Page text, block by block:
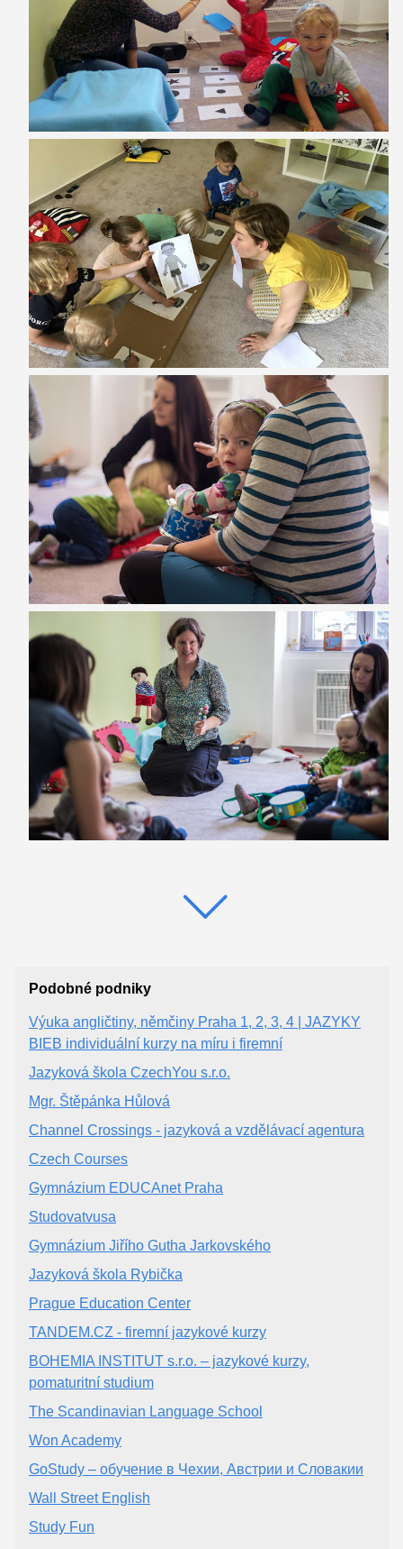
Podobné podniky
Výuka angličtiny, němčiny Praha 1, 2, 3, 4 | JAZYKY
BIEB individuální kurzy na míru i firemní
Jazyková škola CzechYou s.r.o.
Mgr. Štěpánka Hůlová
Channel Crossings - jazyková a vzdělávací agentura
Czech Courses
Gymnázium EDUCAnet Praha
Studovatvusa
Gymnázium Jiřího Gutha Jarkovského
Jazyková škola Rybička
Prague Education Center
TANDEM.CZ - firemní jazykové kurzy
BOHEMIA INSTITUT s.r.o. – jazykové kurzy,
pomaturitní studium
The Scandinavian Language School
Won Academy
GoStudy – обучение в Чехии, Австрии и Словакии
Wall Street English
Study Fun